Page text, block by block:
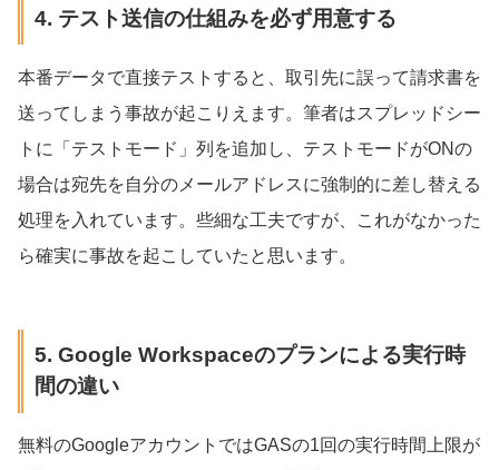
4. テスト送信の仕組みを必ず用意する
本番データで直接テストすると、取引先に誤って請求書を
送ってしまう事故が起こりえます。筆者はスプレッドシー
トに「テストモード」列を追加し、テストモードがONの
場合は宛先を自分のメールアドレスに強制的に差し替える
処理を入れています。些細な工夫ですが、これがなかった
ら確実に事故を起こしていたと思います。
5. Google Workspaceのプランによる実行時
間の違い
無料のGoogleアカウントではGASの1回の実行時間上限が